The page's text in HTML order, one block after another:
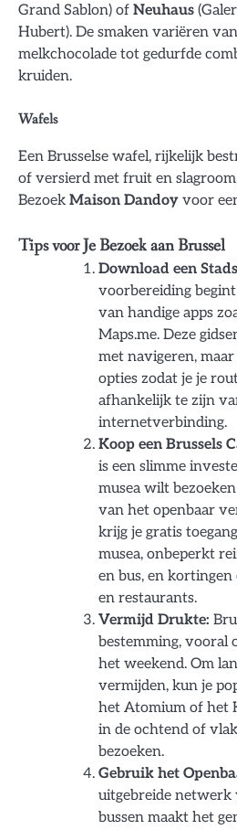
Grand Sablon) of Neuhaus
Hubert). De smaken variëren
melkchocolade tot gedurfde
kruiden.
Wafels
Een Brusselse wafel, rijkelijk
of versierd met fruit en
Bezoek Maison Dandoy voor
Tips voor Je Bezoek aan Brussel
Download een
voorbereiding
van handige apps
Maps.me. Deze
met navigeren,
opties zodat je je
afhankelijk te zijn
internetverbinding.
Koop een Brussels
is een slimme
musea wilt
van het openbaar
krijg je gratis
musea, onbeperkt
en bus, en kortingen
en restaurants.
Vermijd Drukte:
bestemming, vooral
het weekend. Om
vermijden, kun je
het Atomium of het
in de ochtend of
bezoeken.
Gebruik het
uitgebreide netwerk
bussen maakt het